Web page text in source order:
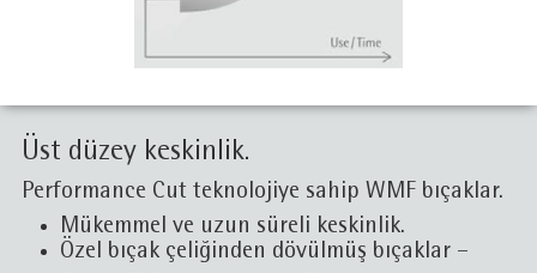
Üst düzey keskinlik.
Performance Cut teknolojiye sahip WMF bıçaklar.
Mükemmel ve uzun süreli keskinlik.
Özel bıçak çeliğinden dövülmüş bıçaklar –